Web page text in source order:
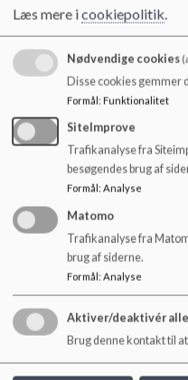
e
Litteratur
Rundvisning
Indskrivning
Indkøring
Når I får tilbudt en plads
Åbningstider og lukkedage
Job i børnehuset
Ledige stillinger
Studerende
Om personalet
Kontakt
Ledelse
Grupper/afdelinger
Eventyrhuset -
Læs mere icookiepolitik.
Nødvendige cookies
Disse cookies gemmer
Formål: Funktionalitet
SiteImprove
Trafikanalyse fra
besøgendes brug af
Formål : Analyse
Matomo
Trafikanalyse fra
brug af siderne.
Formål: Analyse
Aktiver/deaktivér alle
Brug denne kontakt til